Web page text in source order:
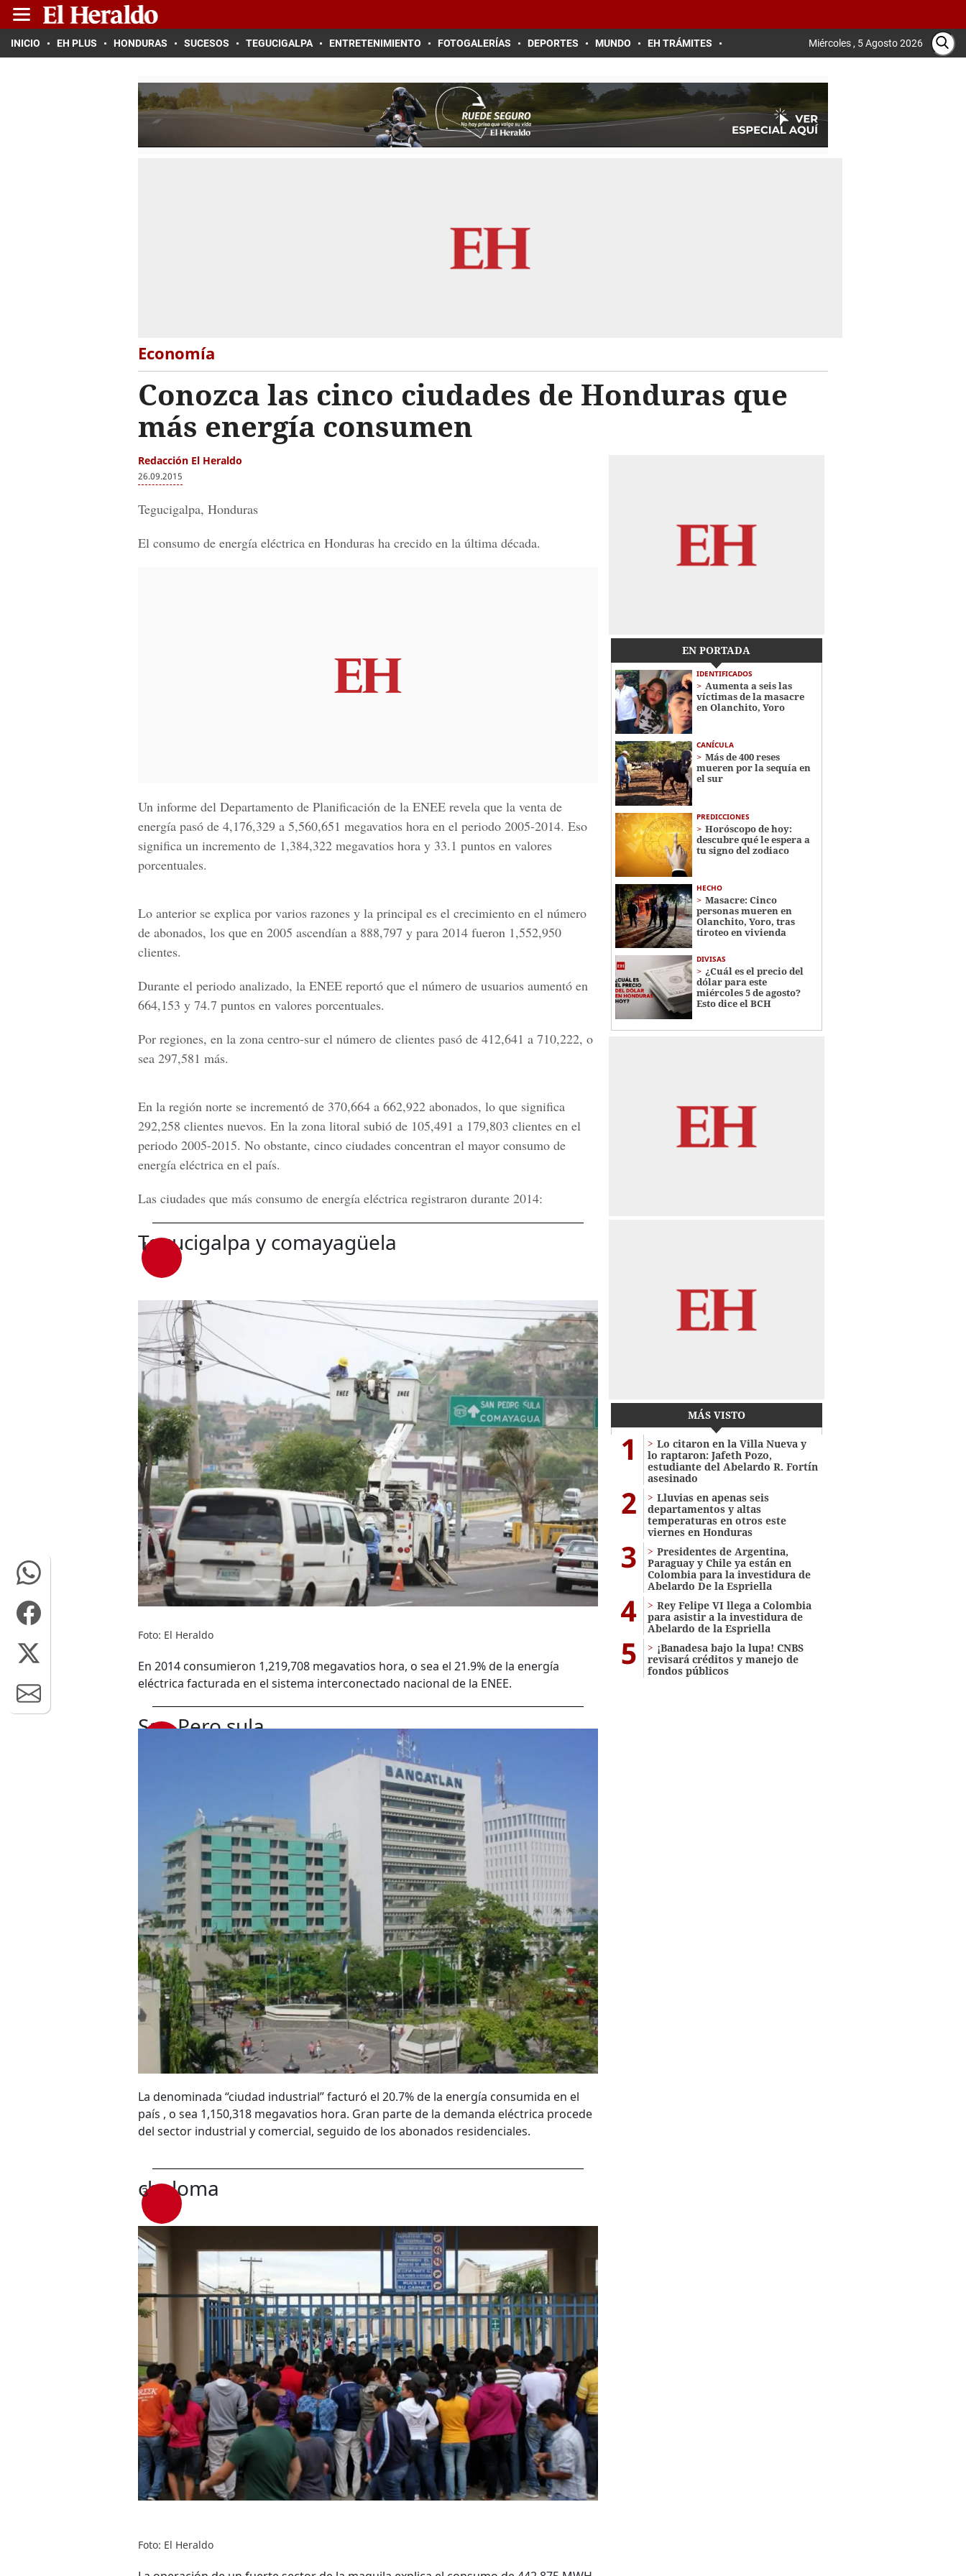
INICIO EH PLUS HONDURAS SUCESOS TEGUCIGALPA ENTRETENIMIENTO FOTOGALERÍAS DEPORTES MUNDO EH TRÁMITES Miércoles , 5 Agosto 2026
Economía
Conozca las cinco ciudades de Honduras que
más energía consumen
Redacción El Heraldo
26.09.2015
Tegucigalpa, Honduras
El consumo de energía eléctrica en Honduras ha crecido en la última década.
Un informe del Departamento de Planificación de la ENEE revela que la venta de
energía pasó de 4,176,329 a 5,560,651 megavatios hora en el periodo 2005-2014. Eso
significa un incremento de 1,384,322 megavatios hora y 33.1 puntos en valores
porcentuales.
Lo anterior se explica por varios razones y la principal es el crecimiento en el número
de abonados, los que en 2005 ascendían a 888,797 y para 2014 fueron 1,552,950
clientes.
Durante el periodo analizado, la ENEE reportó que el número de usuarios aumentó en
664,153 y 74.7 puntos en valores porcentuales.
Por regiones, en la zona centro-sur el número de clientes pasó de 412,641 a 710,222, o
sea 297,581 más.
En la región norte se incrementó de 370,664 a 662,922 abonados, lo que significa
292,258 clientes nuevos. En la zona litoral subió de 105,491 a 179,803 clientes en el
periodo 2005-2015. No obstante, cinco ciudades concentran el mayor consumo de
energía eléctrica en el país.
Las ciudades que más consumo de energía eléctrica registraron durante 2014:
1
Tegucigalpa y comayagüela
Foto: El Heraldo
En 2014 consumieron 1,219,708 megavatios hora, o sea el 21.9% de la energía
eléctrica facturada en el sistema interconectado nacional de la ENEE.
2
San Pero sula
La denominada “ciudad industrial” facturó el 20.7% de la energía consumida en el
país , o sea 1,150,318 megavatios hora. Gran parte de la demanda eléctrica procede
del sector industrial y comercial, seguido de los abonados residenciales.
3
choloma
Foto: El Heraldo
EN PORTADA
IDENTIFICADOS
Aumenta a seis las
víctimas de la masacre
en Olanchito, Yoro
CANÍCULA
Más de 400 reses
mueren por la sequía en
el sur
PREDICCIONES
Horóscopo de hoy:
descubre qué le espera a
tu signo del zodiaco
HECHO
Masacre: Cinco
personas mueren en
Olanchito, Yoro, tras
tiroteo en vivienda
DIVISAS
¿Cuál es el precio del
dólar para este
miércoles 5 de agosto?
Esto dice el BCH
MÁS VISTO
1
Lo citaron en la Villa Nueva y
lo raptaron: Jafeth Pozo,
estudiante del Abelardo R. Fortín
asesinado
2
Lluvias en apenas seis
departamentos y altas
temperaturas en otros este
viernes en Honduras
3
Presidentes de Argentina,
Paraguay y Chile ya están en
Colombia para la investidura de
Abelardo De la Espriella
4
Rey Felipe VI llega a Colombia
para asistir a la investidura de
Abelardo de la Espriella
5
¡Banadesa bajo la lupa! CNBS
revisará créditos y manejo de
fondos públicos